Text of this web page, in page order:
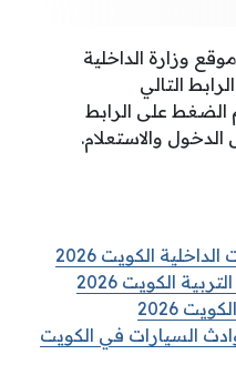
وزارة الداخلية
التالي
الضغط على الرابط
والاستعلام.
الكويت 2026
الكويت 2026
2026
السيارات في الكويت